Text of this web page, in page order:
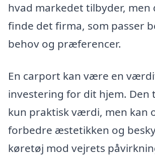
hvad markedet tilbyder, men
finde det firma, som passer
behov og præferencer.
En carport kan være en
investering for dit hjem. Den
kun praktisk værdi, men kan
forbedre æstetikken og
køretøj mod vejrets